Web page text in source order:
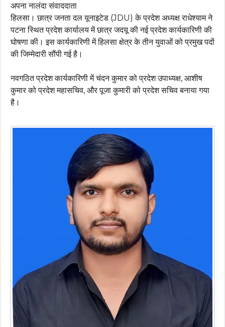
अपना नालंदा संवाददाता
हिलसा। छात्र जनता दल यूनाइटेड (JDU) के प्रदेश अध्यक्ष राधेश्याम ने
पटना स्थित प्रदेश कार्यालय में छात्र जदयू की नई प्रदेश कार्यकारिणी की
घोषणा की। इस कार्यकारिणी में हिलसा क्षेत्र के तीन युवाओं को प्रमुख पदों
की जिम्मेदारी सौंपी गई है।
नवगठित प्रदेश कार्यकारिणी में चंदन कुमार को प्रदेश उपाध्यक्ष, आशीष
कुमार को प्रदेश महासचिव, और पूजा कुमारी को प्रदेश सचिव बनाया गया
है।